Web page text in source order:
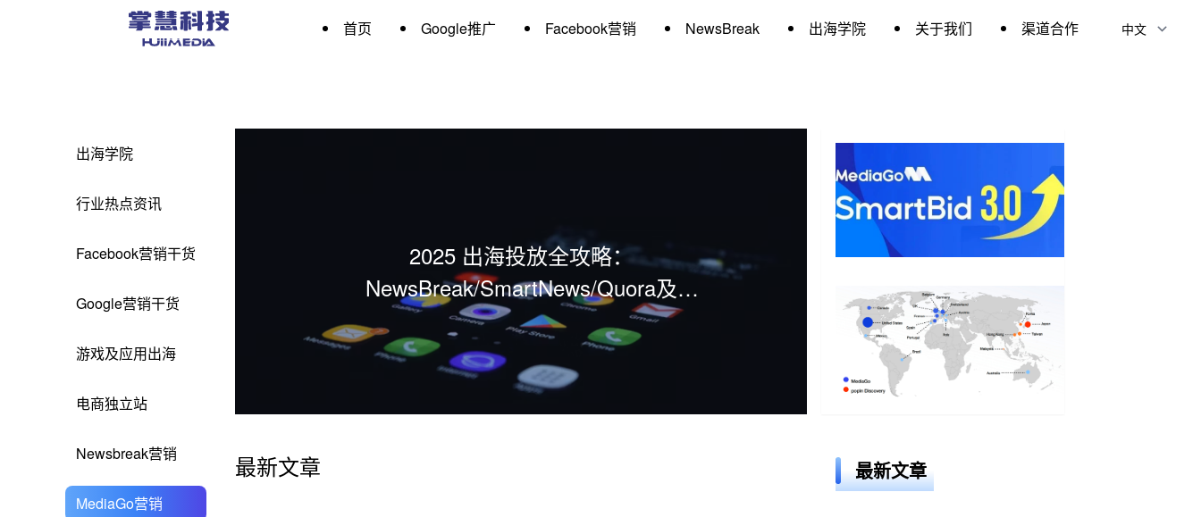
首页 Google推广 Facebook营销 NewsBreak 出海学院 关于我们 渠道合作
出海学院
行业热点资讯
Facebook营销干货
Google营销干货
游戏及应用出海
电商独立站
Newsbreak营销
MediaGo营销
2025 出海投放全攻略：
NewsBreak/SmartNews/Quora及
MediaGo/MiQ/RTB House等广告平台深度解析
最新文章 最新文章